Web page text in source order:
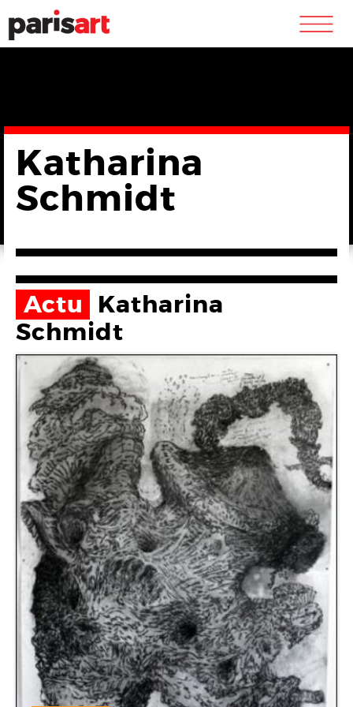
m
Katharina
Schmidt
Actu
Katharina
Schmidt